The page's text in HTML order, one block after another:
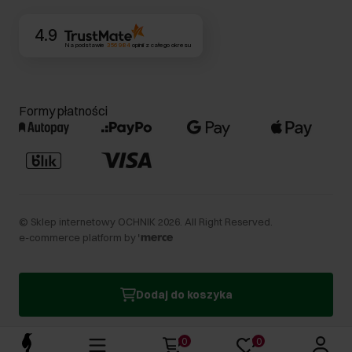
Dodaj do koszyka
4.9
Na podstawie 356 984opinii z całego okresu
Formy płatności
© Sklep internetowy OCHNIK 2026 . All Right Reserved.
e-commerce platform by
0 0